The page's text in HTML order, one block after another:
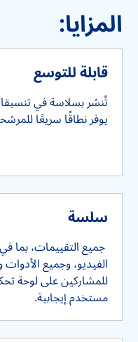
المزايا:
قابلة للتوسع
تُنشر بسلاسة في
يوفر نطاقًا سريعًا
سلسة
جميع التقييمات، بما
الفيديو، وجميع الأدوات
للمشاركين على لوحة
مستخدم إيجابية.